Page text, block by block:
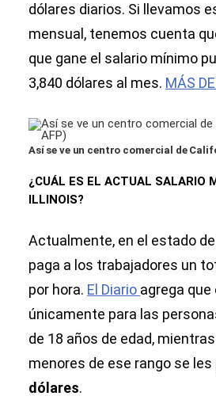
dólares diarios. Si llevamos
mensual, tenemos cuenta
que gane el salario mínimo
3,840 dólares al mes. MÁS
Así se ve un centro comercial de
¿CUÁL ES EL ACTUAL SALARIO
ILLINOIS?
Actualmente, en el estado de
paga a los trabajadores un
por hora. El Diario agrega
únicamente para las
de 18 años de edad,
menores de ese rango se les
dólares.